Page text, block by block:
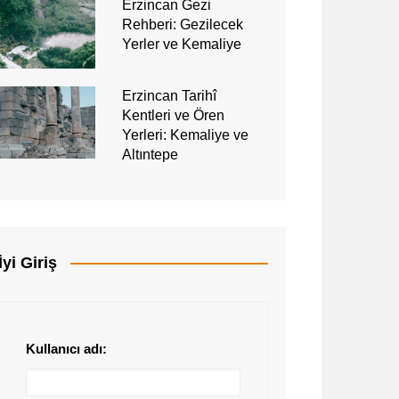
Erzincan Gezi
Rehberi: Gezilecek
Yerler ve Kemaliye
Erzincan Tarihî
Kentleri ve Ören
Yerleri: Kemaliye ve
Altıntepe
Giriş
Kullanıcı adı: